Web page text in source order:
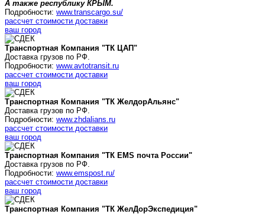
А также республику КРЫМ.
Подробности: www.transcargo.su/
рассчет стоимости доставки
ваш город
Транспортная Компания "ТК ЦАП"
Доставка грузов по РФ.
Подробности: www.avtotransit.ru
рассчет стоимости доставки
ваш город
Транспортная Компания "ТК ЖелдорАльянс"
Доставка грузов по РФ.
Подробности: www.zhdalians.ru
рассчет стоимости доставки
ваш город
Транспортная Компания "ТК EMS почта России"
Доставка грузов по РФ.
Подробности: www.emspost.ru/
рассчет стоимости доставки
ваш город
Транспортная Компания "ТК ЖелДорЭкспедиция"